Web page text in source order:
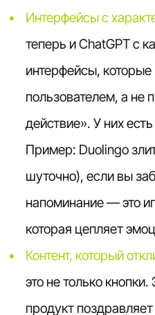
Интерфейсы с
теперь и ChatGPT с
интерфейсы, которые
пользователем, а не
действие». У них
Пример: Duolingo
шуточно), если вы
напоминание — это
которая цепляет
Контент, который
это не только
продукт